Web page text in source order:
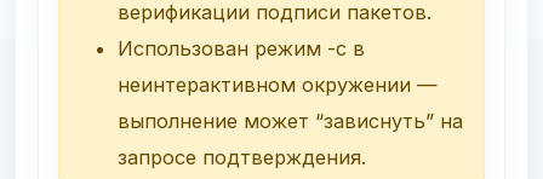
верификации подписи пакетов.
Использован режим -c в
неинтерактивном окружении —
выполнение может “зависнуть” на
запросе подтверждения.